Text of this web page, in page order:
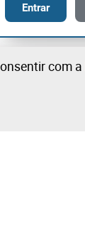
Entrar
com a